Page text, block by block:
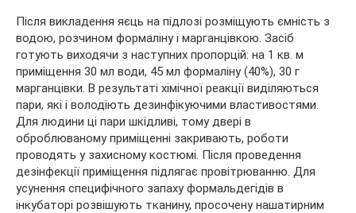
Після викладення яєць на підлозі розміщують ємність з
водою, розчином формаліну і марганцівкою. Засіб
готують виходячи з наступних пропорцій: на 1 кв. м
приміщення 30 мл води, 45 мл формаліну (40%), 30 г
марганцівки. В результаті хімічної реакції виділяються
пари, які і володіють дезинфікуючими властивостями.
Для людини ці пари шкідливі, тому двері в
оброблюваному приміщенні закривають, роботи
проводять у захисному костюмі. Після проведення
дезінфекції приміщення підлягає провітрюванню. Для
усунення специфічного запаху формальдегідів в
інкубаторі розвішують тканину, просочену нашатирним